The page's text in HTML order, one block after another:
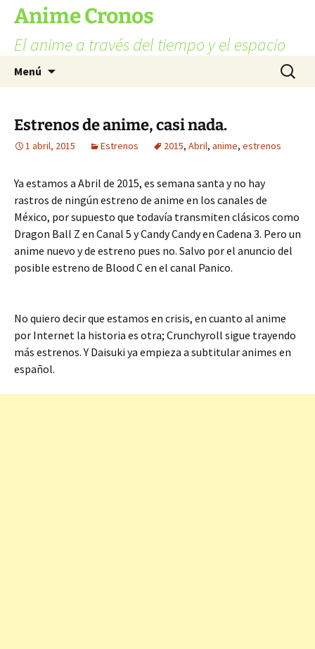
contenido
Anime Cronos
El anime a través del tiempo y el espacio
Menú Buscar:
Estrenos de anime, casi nada.
1 abril, 2015 Estrenos 2015, Abril, anime, estrenos
Ya estamos a Abril de 2015, es semana santa y no hay
rastros de ningún estreno de anime en los canales de
México, por supuesto que todavía transmiten clásicos como
Dragon Ball Z en Canal 5 y Candy Candy en Cadena 3. Pero un
anime nuevo y de estreno pues no. Salvo por el anuncio del
posible estreno de Blood C en el canal Panico.
No quiero decir que estamos en crisis, en cuanto al anime
por Internet la historia es otra; Crunchyroll sigue trayendo
más estrenos. Y Daisuki ya empieza a subtitular animes en
español.